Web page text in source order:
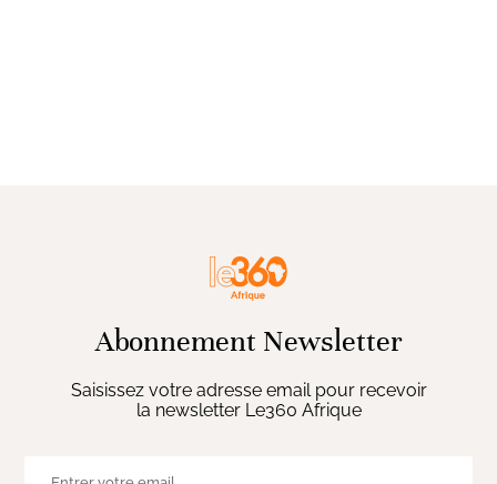
Abonnement Newsletter
Saisissez votre adresse email pour recevoir
la newsletter Le360 Afrique